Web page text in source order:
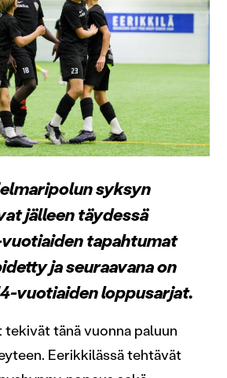
syksyn
jälleen täydessä
vuotiaiden tapahtumat
ja seuraavana on
vuotiaiden loppusarjat.
tänä vuonna paluun
Eerikkilässä tehtävät